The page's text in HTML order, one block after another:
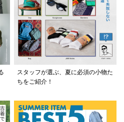
スタッフが選ぶ、夏に必須の小物た
ちをご紹介！